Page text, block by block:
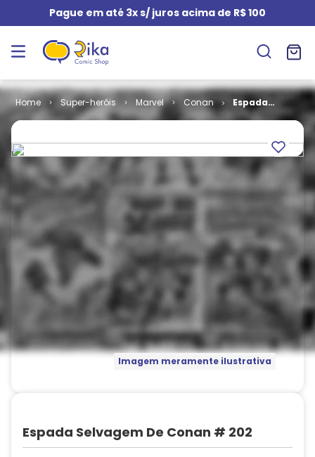
Pague em até 3x s/ juros acima de R$ 100
Super-heróis Marvel Conan
Espada
Selvagem de
Imagem meramente ilustrativa
Espada Selvagem De Conan # 202